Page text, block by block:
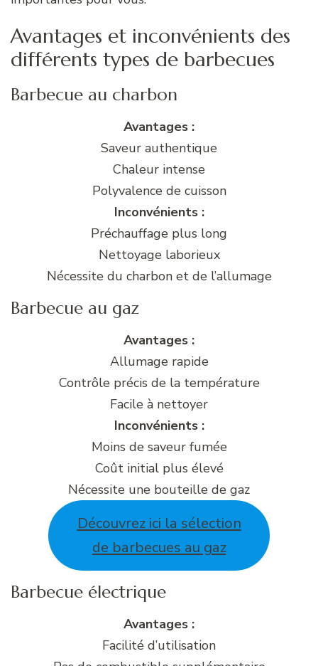
Avantages et inconvénients des
différents types de barbecues
Barbecue au charbon
Avantages :
Saveur authentique
Chaleur intense
Polyvalence de cuisson
Inconvénients :
Préchauffage plus long
Nettoyage laborieux
Nécessite du charbon et de l’allumage
Barbecue au gaz
Avantages :
Allumage rapide
Contrôle précis de la température
Facile à nettoyer
Inconvénients :
Moins de saveur fumée
Coût initial plus élevé
Nécessite une bouteille de gaz
Découvrez ici la sélection
de barbecues au gaz
Barbecue électrique
Avantages :
Facilité d’utilisation